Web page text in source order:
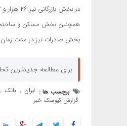
در بخش بازرگانی نیز ۴۶ هزار و ۳۷ فقره تسهیلات به ارزش ۱۳۳ هزار و ۹۳ میلیارد ریال پرداخت شده است.
همچنین بخش مسکن و ساختمان پنج هزار و ۳۴۹ فقره تسهیلات به ارزش هفت هزار
بخش صادرات نیز در مدت زمان یاد شده ۴۶ فقره تسهیلات به ارزش یک هزار و ۲۰
برای مطالعه جدیدترین
برچسب ها : ایران , بانک ,
گزارش کیوسک خبر